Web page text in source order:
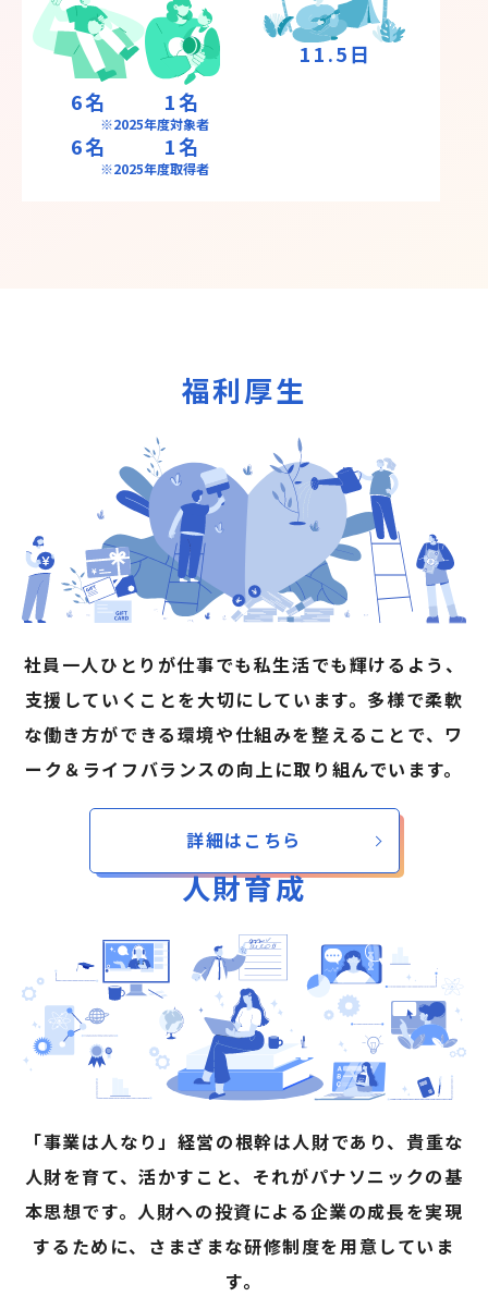
6名 1名
※2025年度対象者
6名 1名
※2025年度取得者
11.5日
福利厚生
社員一人ひとりが仕事でも私生活でも輝けるよう、
支援していくことを大切にしています。多様で柔軟
な働き方ができる環境や仕組みを整えることで、ワ
ーク＆ライフバランスの向上に取り組んでいます。
詳細はこちら
人財育成
「事業は人なり」経営の根幹は人財であり、貴重な
人財を育て、活かすこと、それがパナソニックの基
本思想です。人財への投資による企業の成長を実現
するために、さまざまな研修制度を用意していま
す。